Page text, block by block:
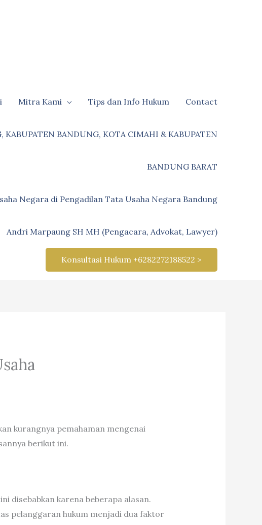
Mitra Kami Tips dan Info Hukum Contact
KABUPATEN BANDUNG, KOTA CIMAHI & KABUPATEN
BANDUNG BARAT
Negara di Pengadilan Tata Usaha Negara Bandung
Andri Marpaung SH MH (Pengacara, Advokat, Lawyer)
Konsultasi Hukum +6282272188522 >
kurangnya pemahaman mengenai
berikut ini.
disebabkan karena beberapa alasan.
pelanggaran hukum menjadi dua faktor